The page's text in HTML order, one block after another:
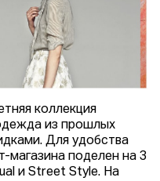
коллекция
из прошлых
Для удобства
магазина поделен на 3
и Street Style. На